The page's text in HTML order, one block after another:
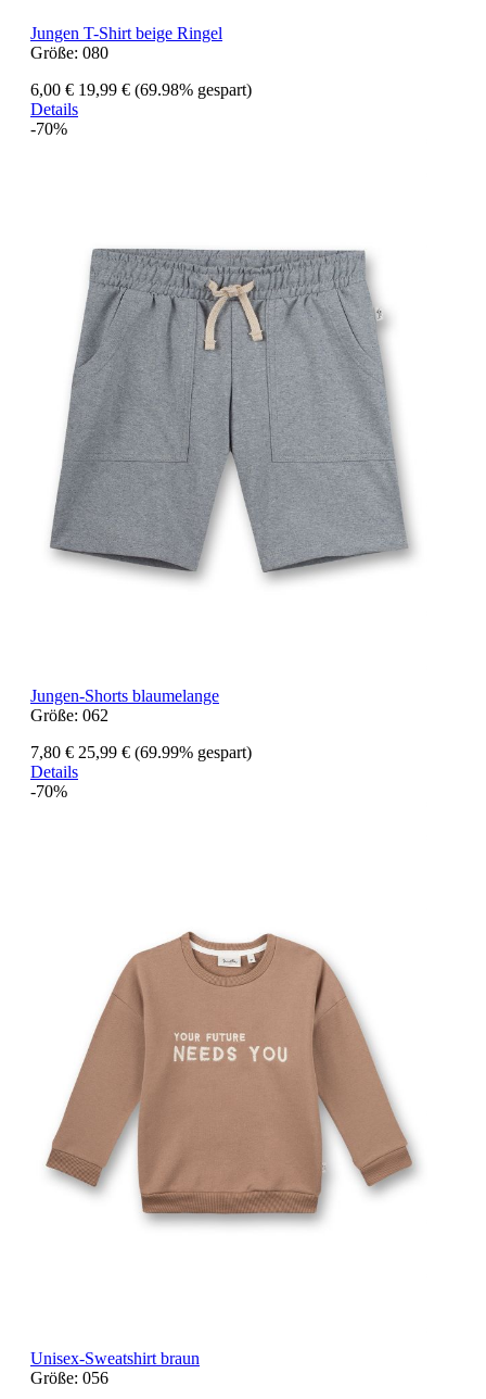
Jungen T-Shirt beige Ringel
Größe: 080
6,00 € 19,99 € (69.98% gespart)
Details
-70%
Jungen-Shorts blaumelange
Größe: 062
7,80 € 25,99 € (69.99% gespart)
Details
-70%
Unisex-Sweatshirt braun
Größe: 056